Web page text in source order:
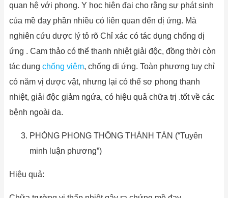
quan hệ với phong. Y học hiện đại cho rằng sự phát sinh
của mề đay phần nhiều có liên quan đến dị ứng. Mà
nghiên cứu dược lý tỏ rõ Chỉ xác có tác dụng chống dị
ứng . Cam thảo có thể thanh nhiệt giải độc, đồng thời còn
tác dụng chống viêm, chống dị ứng. Toàn phương tuy chỉ
có năm vị dược vật, nhưng lại có thể sơ phong thanh
nhiệt, giải độc giảm ngứa, có hiệu quả chữa trị .tốt về các
bệnh ngoài da.
PHÒNG PHONG THÔNG THÁNH TÁN (“Tuyên
minh luận phương”)
Hiệu quả: